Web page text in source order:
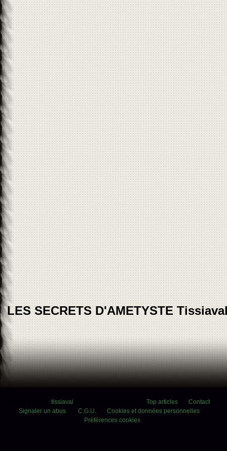
LES SECRETS D'AMETYSTE
tissiaval Top articles
Contact
Signaler un abus
C.G.U.
Cookies et données personnelles
Préférences cookies